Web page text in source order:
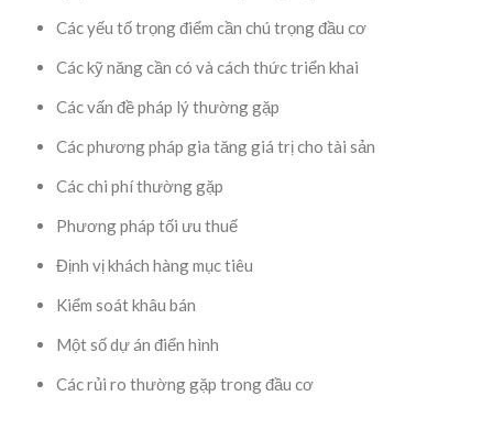
Các yếu tố trọng điểm cần chú trọng đầu cơ
Các kỹ năng cần có và cách thức triển khai
Các vấn đề pháp lý thường gặp
Các phương pháp gia tăng giá trị cho tài sản
Các chi phí thường gặp
Phương pháp tối ưu thuế
Định vị khách hàng mục tiêu
Kiểm soát khâu bán
Một số dự án điển hình
Các rủi ro thường gặp trong đầu cơ